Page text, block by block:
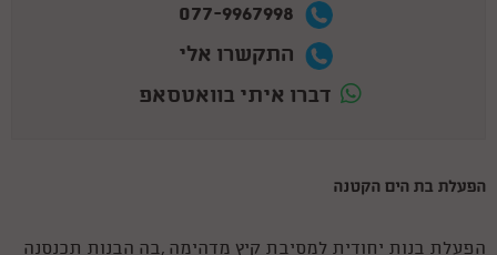
077-9967998
התקשרו אלי
דברו איתי בוואטסאפ
הפעלת בת הים הקטנה
הפעלת בנות יחודית למסיבת קיץ מדהימה ,בה הבנות תכנסנה